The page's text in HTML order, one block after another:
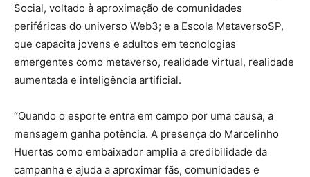
Social, voltado à aproximação de comunidades
periféricas do universo Web3; e a Escola MetaversoSP,
que capacita jovens e adultos em tecnologias
emergentes como metaverso, realidade virtual, realidade
aumentada e inteligência artificial.
“Quando o esporte entra em campo por uma causa, a
mensagem ganha potência. A presença do Marcelinho
Huertas como embaixador amplia a credibilidade da
campanha e ajuda a aproximar fãs, comunidades e